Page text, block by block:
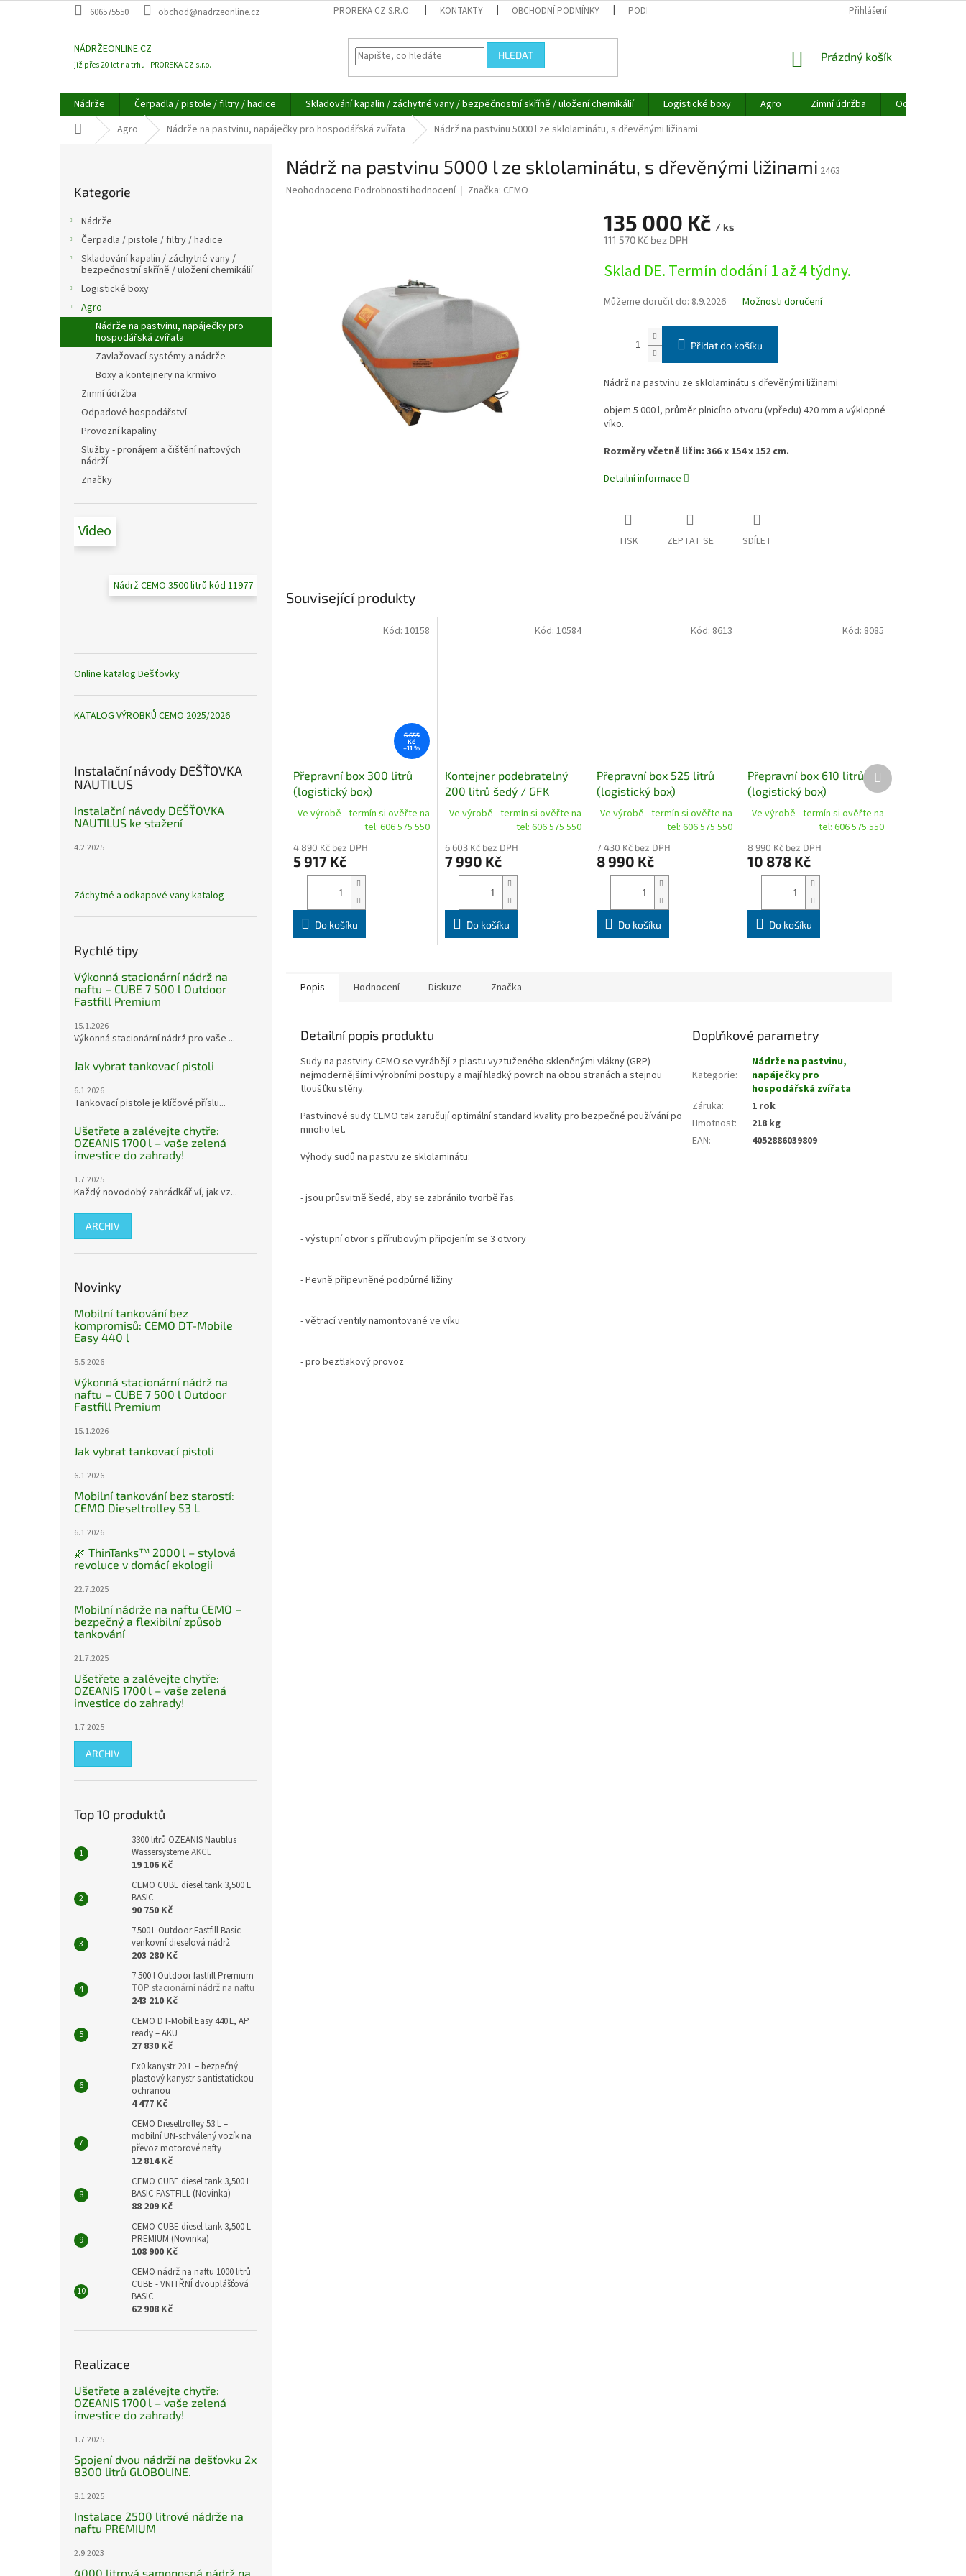
na
606575550 obchod@nadrzeonline.cz PROREKA CZ S.R.O. KONTAKTY OBCHODNÍ PODMÍNKY PODMÍNKY OCHRANY OSOBNÍCH ÚDAJŮ REKLAMACEPřihlášení
NÁDRŽEONLINE.CZ
již přes 20 let na trhu - PROREKA CZ s.r.o.
HLEDAT
NÁKUPNÍ
Prázdný košík
Nádrže Čerpadla / pistole / filtry / hadice Skladování kapalin / záchytné vany / bezpečnostní skříně / uložení chemikálií Logistické boxy Agro Zimní údržba
Odpadové
Domů Agro Nádrže na pastvinu, napáječky pro hospodářská zvířata Nádrž na pastvinu 5000 l ze sklolaminátu, s dřevěnými ližinami
kategorie
Kategorie
Nádrže
Čerpadla / pistole / filtry / hadice
Skladování kapalin / záchytné vany /
bezpečnostní skříně / uložení chemikálií
Logistické boxy
Agro
Nádrže na pastvinu, napáječky pro
hospodářská zvířata
Zavlažovací systémy a nádrže
Boxy a kontejnery na krmivo
Zimní údržba
Odpadové hospodářství
Provozní kapaliny
Služby - pronájem a čištění naftových
nádrží
Značky
Video
Nádrž CEMO 3500 litrů kód 11977
Online katalog Dešťovky
KATALOG VÝROBKŮ CEMO 2025/2026
Instalační návody DEŠŤOVKA
NAUTILUS
Instalační návody DEŠŤOVKA
NAUTILUS ke stažení
4.2.2025
Záchytné a odkapové vany katalog
Rychlé tipy
Výkonná stacionární nádrž na
naftu – CUBE 7 500 l Outdoor
Fastfill Premium
15.1.2026
Výkonná stacionární nádrž pro vaše ...
Jak vybrat tankovací pistoli
6.1.2026
Tankovací pistole je klíčové příslu...
Ušetřete a zalévejte chytře:
OZEANIS 1700 l – vaše zelená
investice do zahrady!
1.7.2025
Každý novodobý zahrádkář ví, jak vz...
ARCHIV
Novinky
Mobilní tankování bez
kompromisů: CEMO DT-Mobile
Easy 440 l
5.5.2026
Výkonná stacionární nádrž na
naftu – CUBE 7 500 l Outdoor
Fastfill Premium
15.1.2026
Jak vybrat tankovací pistoli
6.1.2026
Mobilní tankování bez starostí:
CEMO Dieseltrolley 53 L
6.1.2026
🌿 ThinTanks™ 2000 l – stylová
revoluce v domácí ekologii
22.7.2025
Mobilní nádrže na naftu CEMO –
bezpečný a flexibilní způsob
tankování
21.7.2025
Ušetřete a zalévejte chytře:
OZEANIS 1700 l – vaše zelená
investice do zahrady!
1.7.2025
ARCHIV
Top 10 produktů
3300 litrů OZEANIS Nautilus
WassersystemeAKCE
19 106 Kč
CEMO CUBE diesel tank 3,500 L
BASIC
90 750 Kč
7 500 L Outdoor Fastfill Basic –
venkovní dieselová nádrž
203 280 Kč
7 500 l Outdoor fastfill Premium
TOP stacionární nádrž na naftu
243 210 Kč
CEMO DT‑Mobil Easy 440 L, AP
ready – AKU
27 830 Kč
Ex0 kanystr 20 L – bezpečný
plastový kanystr s antistatickou
ochranou
4 477 Kč
CEMO Dieseltrolley 53 L –
mobilní UN-schválený vozík na
převoz motorové nafty
12 814 Kč
CEMO CUBE diesel tank 3,500 L
BASIC FASTFILL (Novinka)
88 209 Kč
CEMO CUBE diesel tank 3,500 L
PREMIUM (Novinka)
108 900 Kč
CEMO nádrž na naftu 1000 litrů
CUBE - VNITŘNÍ dvouplášťová
BASIC
62 908 Kč
Realizace
Ušetřete a zalévejte chytře:
OZEANIS 1700 l – vaše zelená
investice do zahrady!
1.7.2025
Spojení dvou nádrží na dešťovku 2x
8300 litrů GLOBOLINE.
8.1.2025
Instalace 2500 litrové nádrže na
naftu PREMIUM
2.9.2023
4000 litrová samonosná nádrž na
Nádrž na pastvinu 5000 l ze sklolaminátu, s dřevěnými ližinami 2463
Průměrné
Neohodnoceno Podrobnosti hodnocení Značka: CEMO
135 000 Kč / ks
111 570 Kč bez DPH
cena:
Sklad DE. Termín dodání 1 až 4 týdny.
Můžeme doručit do: 8.9.2026 Možnosti doručení
Přidat do košíku
Nádrž na pastvinu ze sklolaminátu s dřevěnými ližinami
objem 5 000 l, průměr plnicího otvoru (vpředu) 420 mm a výklopné
víko.
Rozměry včetně ližin: 366 x 154 x 152 cm.
Detailní informace
TISK ZEPTAT SE SDÍLET
Související produkty
6 655
Kč
–11 %
Přepravní box 300 litrů
(logistický box)
Ve výrobě - termín si ověřte na
tel: 606 575 550
4 890 Kč bez DPH
5 917 Kč
Do košíku
Kód: 10158
Kontejner podebratelný
200 litrů šedý / GFK
Ve výrobě - termín si ověřte na
tel: 606 575 550
6 603 Kč bez DPH
7 990 Kč
Do košíku
Kód: 10584
Přepravní box 525 litrů
(logistický box)
Ve výrobě - termín si ověřte na
tel: 606 575 550
7 430 Kč bez DPH
8 990 Kč
Do košíku
Kód: 8613
Přepravní box 610 litrů
(logistický box)
Ve výrobě - termín si ověřte na
tel: 606 575 550
8 990 Kč bez DPH
10 878 Kč
Do košíku
Kód: 8085
Další
produkt
Popis Hodnocení Diskuze Značka
Detailní popis produktu
Sudy na pastviny CEMO se vyrábějí z plastu vyztuženého skleněnými vlákny (GRP)
nejmodernějšími výrobními postupy a mají hladký povrch na obou stranách a stejnou
tloušťku stěny.
Pastvinové sudy CEMO tak zaručují optimální standard kvality pro bezpečné používání po
mnoho let.
Výhody sudů na pastvu ze sklolaminátu:
- jsou průsvitně šedé, aby se zabránilo tvorbě řas.
- výstupní otvor s přírubovým připojením se 3 otvory
- Pevně připevněné podpůrné ližiny
- větrací ventily namontované ve víku
- pro beztlakový provoz
Doplňkové parametry
Kategorie:
Nádrže na pastvinu,
napáječky pro
hospodářská zvířata
Záruka:
1 rok
Hmotnost:
218 kg
EAN: 4052886039809